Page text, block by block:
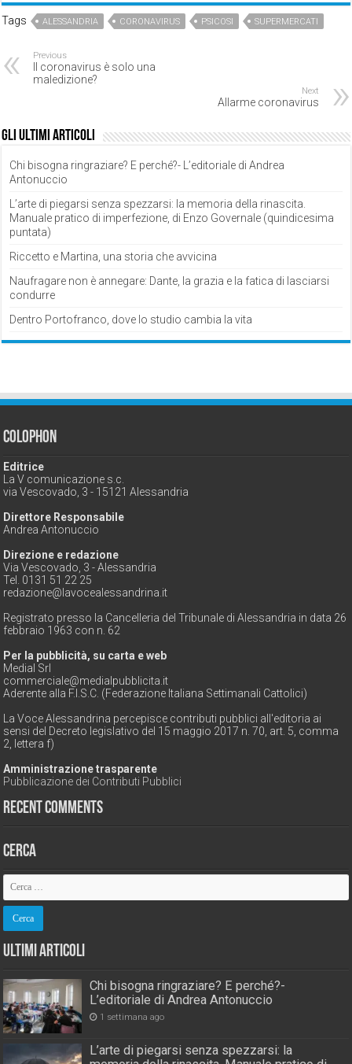
Tags ALESSANDRIA CORONAVIRUS PSICOSI SUPERMERCATI
Previous
Il coronavirus è solo una
maledizione?
Next
Allarme coronavirus
Gli ultimi articoli
Chi bisogna ringraziare? E perché?- L’editoriale di Andrea
Antonuccio
L’arte di piegarsi senza spezzarsi: la memoria della rinascita.
Manuale pratico di imperfezione, di Enzo Governale (quindicesima
puntata)
Riccetto e Martina, una storia che avvicina
Naufragare non è annegare: Dante, la grazia e la fatica di lasciarsi
condurre
Dentro Portofranco, dove lo studio cambia la vita
Colophon
Editrice
La V comunicazione s.c.
via Vescovado, 3 - 15121 Alessandria
Direttore Responsabile
Andrea Antonuccio
Direzione e redazione
Via Vescovado, 3 - Alessandria
Tel. 0131 51 22 25
redazione@lavocealessandrina.it
Registrato presso la Cancelleria del Tribunale di Alessandria in data 26
febbraio 1963 con n. 62
Per la pubblicità, su carta e web
Medial Srl
commerciale@medialpubblicita.it
Aderente alla F.I.S.C. (Federazione Italiana Settimanali Cattolici)
La Voce Alessandrina percepisce contributi pubblici all'editoria ai
sensi del Decreto legislativo del 15 maggio 2017 n. 70, art. 5, comma
2, lettera f)
Amministrazione trasparente
Pubblicazione dei Contributi Pubblici
Recent Comments
Cerca
Ultimi Articoli
Chi bisogna ringraziare? E perché?-
L’editoriale di Andrea Antonuccio
1 settimana ago
L’arte di piegarsi senza spezzarsi: la